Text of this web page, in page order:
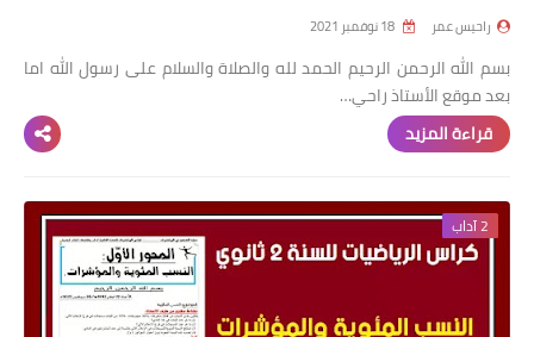
راحيس عمر
بسم الله الرحمن الرحيم الحمد لله والصلاة والسلام على رسول الله اما
بعد موقع الأستاذ راحي…
قراءة المزيد
2 آداب